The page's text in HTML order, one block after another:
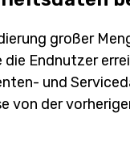
großer
Endnutzer
und
von der